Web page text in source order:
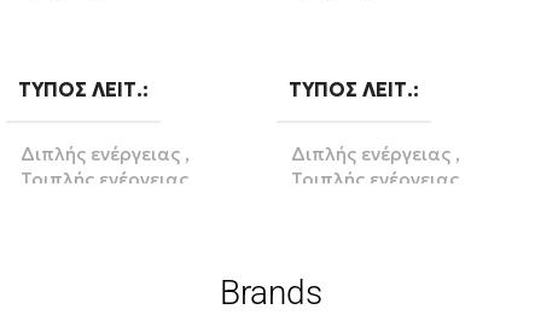
ΤΎΠΟΣ ΛΕΙΤ.
Διπλής ενέργειας ,
Τριπλής ενέργειας
ΤΎΠΟΣ ΛΕΙΤ.
Διπλής ενέργειας ,
Τριπλής ενέργειας
Brands